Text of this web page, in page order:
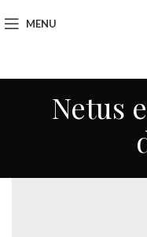
MENU
Netus